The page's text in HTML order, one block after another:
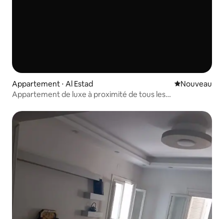
Appartement ⋅ Al Estad Nouvel
Nouveau
Appartement de luxe à proximité de tous les